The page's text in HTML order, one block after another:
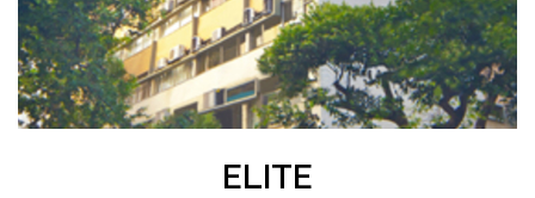
ELITE